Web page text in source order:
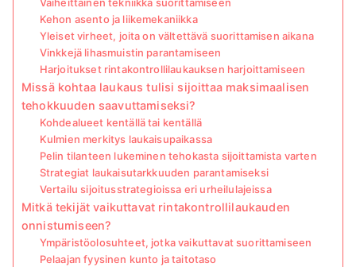
Vaiheittainen tekniikka suorittamiseen
Kehon asento ja liikemekaniikka
Yleiset virheet, joita on vältettävä suorittamisen aikana
Vinkkejä lihasmuistin parantamiseen
Harjoitukset rintakontrollilaukauksen harjoittamiseen
Missä kohtaa laukaus tulisi sijoittaa maksimaalisen
tehokkuuden saavuttamiseksi?
Kohdealueet kentällä tai kentällä
Kulmien merkitys laukaisupaikassa
Pelin tilanteen lukeminen tehokasta sijoittamista varten
Strategiat laukaisutarkkuuden parantamiseksi
Vertailu sijoitusstrategioissa eri urheilulajeissa
Mitkä tekijät vaikuttavat rintakontrollilaukauden
onnistumiseen?
Ympäristöolosuhteet, jotka vaikuttavat suorittamiseen
Pelaajan fyysinen kunto ja taitotaso